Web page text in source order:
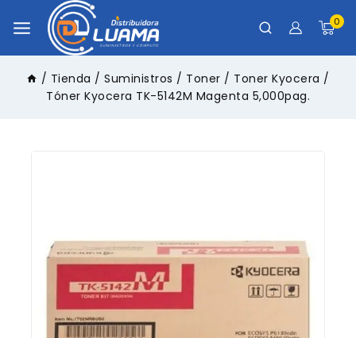
0
/ Tienda / Suministros / Toner / Toner Kyocera /
Tóner Kyocera TK-5142M Magenta 5,000pag.